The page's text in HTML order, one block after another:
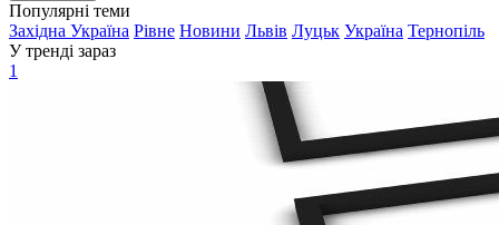
Популярні теми
Західна Україна Рівне Новини Львів Луцьк Україна Тернопіль
У тренді зараз
1